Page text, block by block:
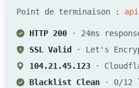
Point de terminaison :
HTTP 200
· 24ms
SSL Valid
· Let's
104.21.45.123
·
Blacklist Clean
· 0/